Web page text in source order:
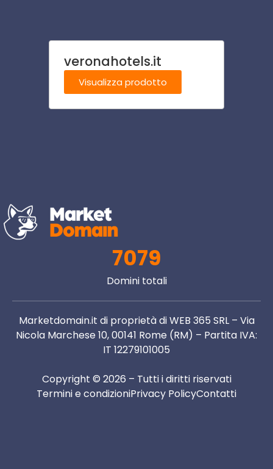
veronahotels.it
Visualizza prodotto
7079
Domini totali
Marketdomain.it di proprietà di WEB 365 SRL – Via
Nicola Marchese 10, 00141 Rome (RM) – Partita IVA:
IT 12279101005
Copyright © 2026 – Tutti i diritti riservati
Termini e condizioniPrivacy PolicyContatti